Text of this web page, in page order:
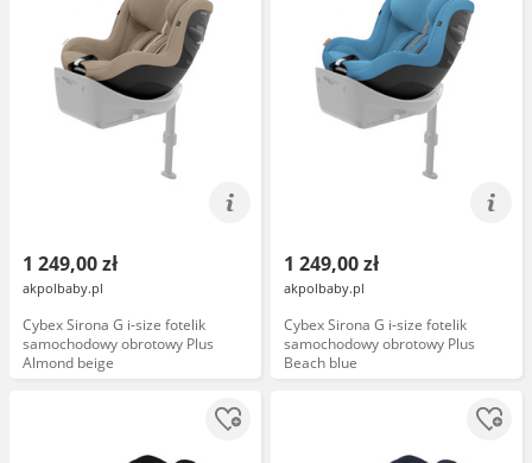
1 249,00 zł
akpolbaby.pl
Cybex Sirona G i-size fotelik
samochodowy obrotowy Plus
Almond beige
1 249,00 zł
akpolbaby.pl
Cybex Sirona G i-size fotelik
samochodowy obrotowy Plus
Beach blue